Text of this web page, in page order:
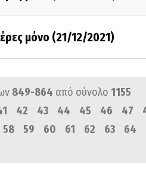
μόνο (21/12/2021)
849-864 από σύνολο 1155
42 43 44 45 46 47
58 59 60 61 62 63 64